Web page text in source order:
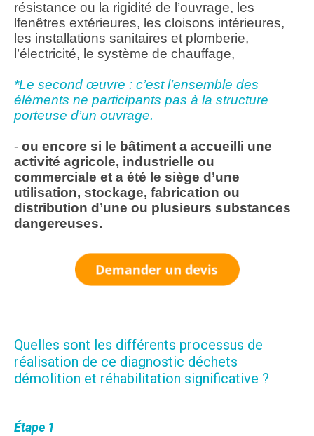
résistance ou la rigidité de l’ouvrage, les
lfenêtres extérieures, les cloisons intérieures,
les installations sanitaires et plomberie,
l’électricité, le système de chauffage,
*Le second œuvre : c’est l’ensemble des
éléments ne participants pas à la structure
porteuse d’un ouvrage.
- ou encore si le bâtiment a accueilli une
activité agricole, industrielle ou
commerciale et a été le siège d’une
utilisation, stockage, fabrication ou
distribution d’une ou plusieurs substances
dangereuses.
Quelles sont les différents processus de
réalisation de ce diagnostic déchets
démolition et réhabilitation significative ?
Étape 1